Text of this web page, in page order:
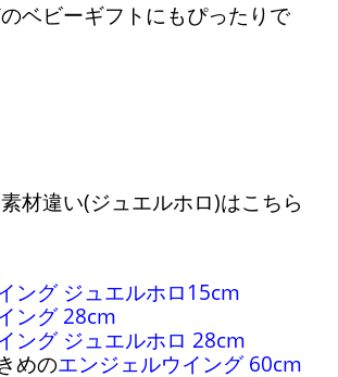
ベビーギフトにもぴったりで
材違い(ジュエルホロ)はこちら
ング ジュエルホロ15cm
ング 28cm
ング ジュエルホロ 28cm
めのエンジェルウイング 60cm